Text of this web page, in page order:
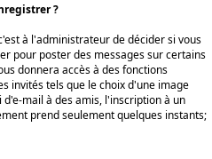
?
à l'administrateur de décider si vous
pour poster des messages sur certains
donnera accès à des fonctions
invités tels que le choix d'une image
mail à des amis, l'inscription à un
prend seulement quelques instants;